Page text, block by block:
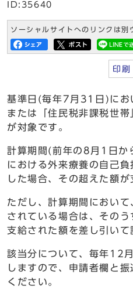
ID:35640
ソーシャルサイトへのリンクは別
印刷
基準日(毎年7月31日)にお
または「住民税非課税世
が対象です。
計算期間(前年の8月1日
における外来療養の自己
した場合、その超えた額が
ただし、計算期間におい
されている場合は、その
支給された額を差し引いて
該当分について、毎年12
しますので、申請者欄と
ください。